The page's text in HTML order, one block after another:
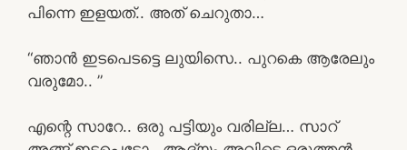
പിന്നെ ഇളയത്.. അത് ചെറുതാ…
“ഞാൻ ഇടപെടട്ടെ ലുയിസെ.. പുറകെ ആരേലും
വരുമോ.. ”
എന്റെ സാറേ.. ഒരു പട്ടിയും വരില്ല… സാറ്